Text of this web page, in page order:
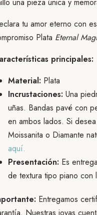
tu amor eterno con
Plata Eternal
principales:
Material: Plata
Incrustaciones: Una
uñas. Bandas pavé con
en ambos lados. Si
Moissanita o Diamante
aquí.
Presentación: Es
de textura tipo piano con
Entregamos